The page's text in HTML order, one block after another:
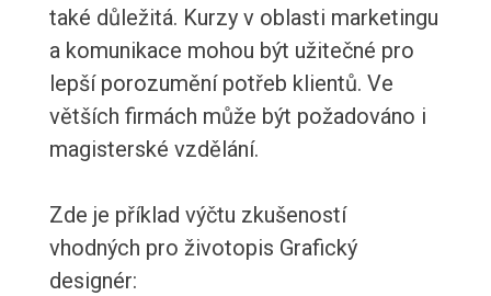
také důležitá. Kurzy v oblasti marketingu
a komunikace mohou být užitečné pro
lepší porozumění potřeb klientů. Ve
větších firmách může být požadováno i
magisterské vzdělání.
Zde je příklad výčtu zkušeností
vhodných pro životopis Grafický
designér: